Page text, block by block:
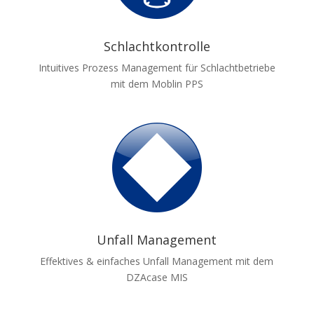
Schlachtkontrolle
Intuitives Prozess Management für Schlachtbetriebe
mit dem Moblin PPS
Unfall Management
Effektives & einfaches Unfall Management mit dem
DZAcase MIS